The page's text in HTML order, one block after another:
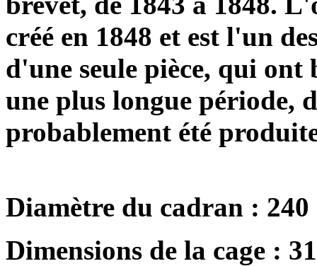
créé en 1848 et est l'un
d'une seule pièce, qui ont
une plus longue période,
probablement été
Diamètre du cadran : 240
Dimensions de la cage :